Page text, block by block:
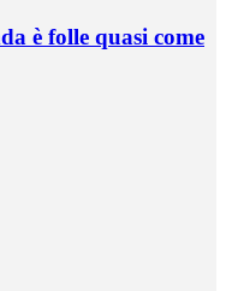
è folle quasi come